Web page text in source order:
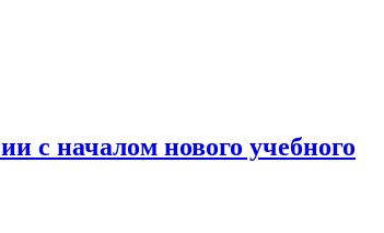
с началом нового учебного